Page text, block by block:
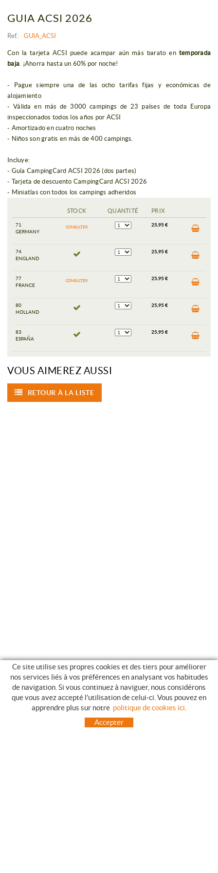
GUIA ACSI 2026
Ref.: GUIA_ACSI
Con la tarjeta ACSI puede acampar aún más barato en temporada
baja. ¡Ahorra hasta un 60% por noche!
- Pague siempre una de las ocho tarifas fijas y económicas de
alojamiento
- Válida en más de 3000 campings de 23 países de toda Europa
inspeccionados todos los años por ACSI
- Amortizado en cuatro noches
- Niños son gratis en más de 400 campings.
Incluye:
- Guía CampingCard ACSI 2026 (dos partes)
- Tarjeta de descuento CampingCard ACSI 2026
- Miniatlas con todos los campings adheridos
STOCK QUANTITÉ PRIX
71
GERMANY
CONSULTER 25,95 €
74
ENGLAND
25,95 €
77
FRANCE
CONSULTER 25,95 €
80
HOLLAND
25,95 €
83
ESPAÑA
25,95 €
VOUS AIMEREZ AUSSI
RETOUR À LA LISTE
GUIDE DES ACHATS
COMMENT ACHETER
QUESTIONS HABITUELLES
Ce site utilise ses propres cookies et des tiers pour améliorer
nos services liés à vos préférences en analysant vos habitudes
de navigation. Si vous continuez à naviguer, nous considérons
que vous avez accepté l'utilisation de celui-ci. Vous pouvez en
apprendre plus sur notre politique de cookies ici
Accepter